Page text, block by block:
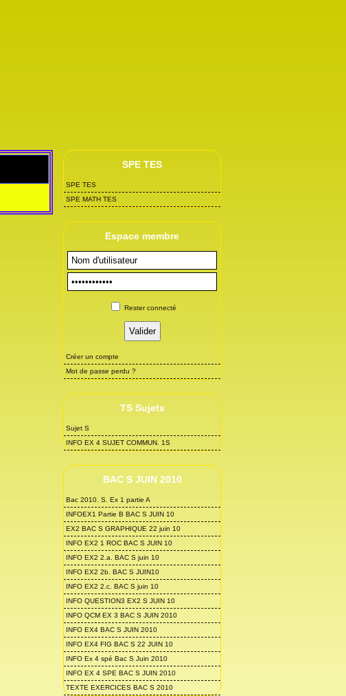
SPE TES
SPE TES
SPE MATH TES
Espace membre
Rester connecté
Créer un compte
Mot de passe perdu ?
TS Sujets
Sujet S
INFO EX 4 SUJET COMMUN. 1S
BAC S JUIN 2010
Bac 2010. S. Ex 1 partie A
INFOEX1 Partie B BAC S JUIN 10
EX2 BAC S GRAPHIQUE 22 juin 10
INFO EX2 1 ROC BAC S JUIN 10
INFO EX2 2.a. BAC S juin 10
INFO EX2 2b. BAC S JUIN10
INFO EX2 2.c. BAC S juin 10
INFO QUESTION3 EX2 S JUIN 10
INFO QCM EX 3 BAC S JUIN 2010
INFO EX4 BAC S JUIN 2010
INFO EX4 FIG BAC S 22 JUIN 10
INFO Ex 4 spé Bac S Juin 2010
INFO EX 4 SPE BAC S JUIN 2010
TEXTE EXERCICES BAC S 2010